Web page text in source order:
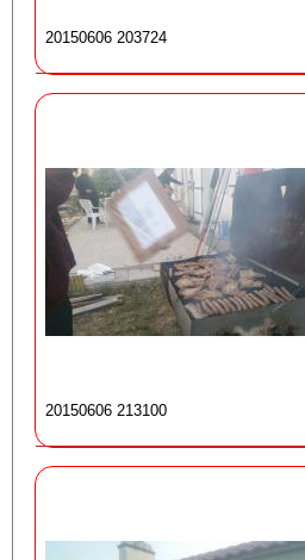
20150606 203724
20150606 213100